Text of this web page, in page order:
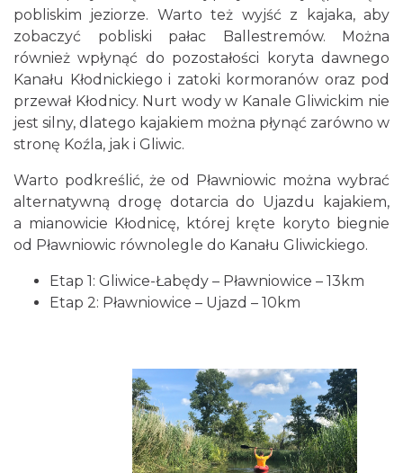
pobliskim jeziorze. Warto też wyjść z kajaka, aby
zobaczyć pobliski pałac Ballestremów. Można
również wpłynąć do pozostałości koryta dawnego
Kanału Kłodnickiego i zatoki kormoranów oraz pod
przewał Kłodnicy. Nurt wody w Kanale Gliwickim nie
jest silny, dlatego kajakiem można płynąć zarówno w
stronę Koźla, jak i Gliwic.
Warto podkreślić, że od Pławniowic można wybrać
alternatywną drogę dotarcia do Ujazdu kajakiem,
a mianowicie Kłodnicę, której kręte koryto biegnie
od Pławniowic równolegle do Kanału Gliwickiego.
Etap 1: Gliwice-Łabędy – Pławniowice – 13km
Etap 2: Pławniowice – Ujazd – 10km